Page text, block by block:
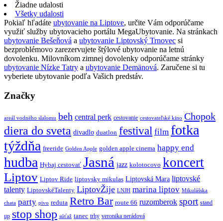
Žiadne udalosti
Všetky udalosti
Pokiaľ hľadáte ubytovanie na Liptove, určite Vám odporúčame
využiť služby ubytovacieho portálu MegaUbytovanie. Na stránkach
ubytovanie Bešeňová a ubytovanie Liptovský Trnovec si
bezproblémovo zarezervujete štýlové ubytovanie na letnú
dovolenku. Milovníkom zimnej dovolenky odporúčame stránky
ubytovanie Nízke Tatry a ubytovanie Demänová. Zaručene si tu
vyberiete ubytovanie podľa Vašich predstáv.
Značky
areál vodného slalomu beh central perk cestovanie cestovateľské kino Chopok
diera do sveta divadlo duatlon festival film fotka
týždňa freeride Golden Apple golden apple cinema happy end
hudba Hybaj cestovať Jasná jazz kolotocovo koncert
Liptov Liptov Ride liptovsky mikulas Liptovská Mara liptovské
talenty LiptovskéTalenty LiptovŽije LNJH marina liptov Mikulášska
chata party pivo reduta Retro Bar route 66 ruzomberok sport stand
up stop shop súťaž tanec trhy veronika nerádová